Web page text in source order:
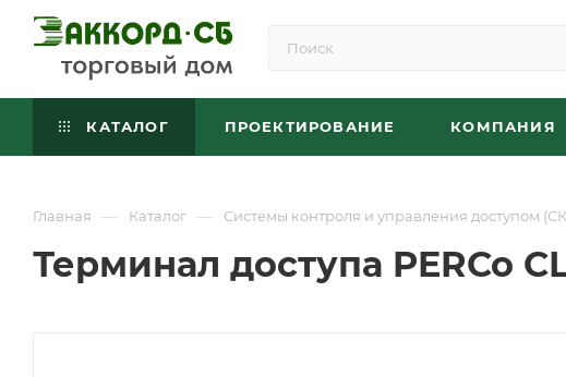
КАТАЛОГ ПРОЕКТИРОВАНИЕ КОМПАНИЯ
Главная — Каталог — Системы контроля и управления доступом
Терминал доступа PERCo